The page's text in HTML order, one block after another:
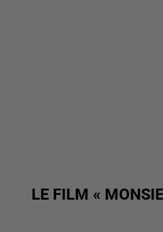
LE FILM «